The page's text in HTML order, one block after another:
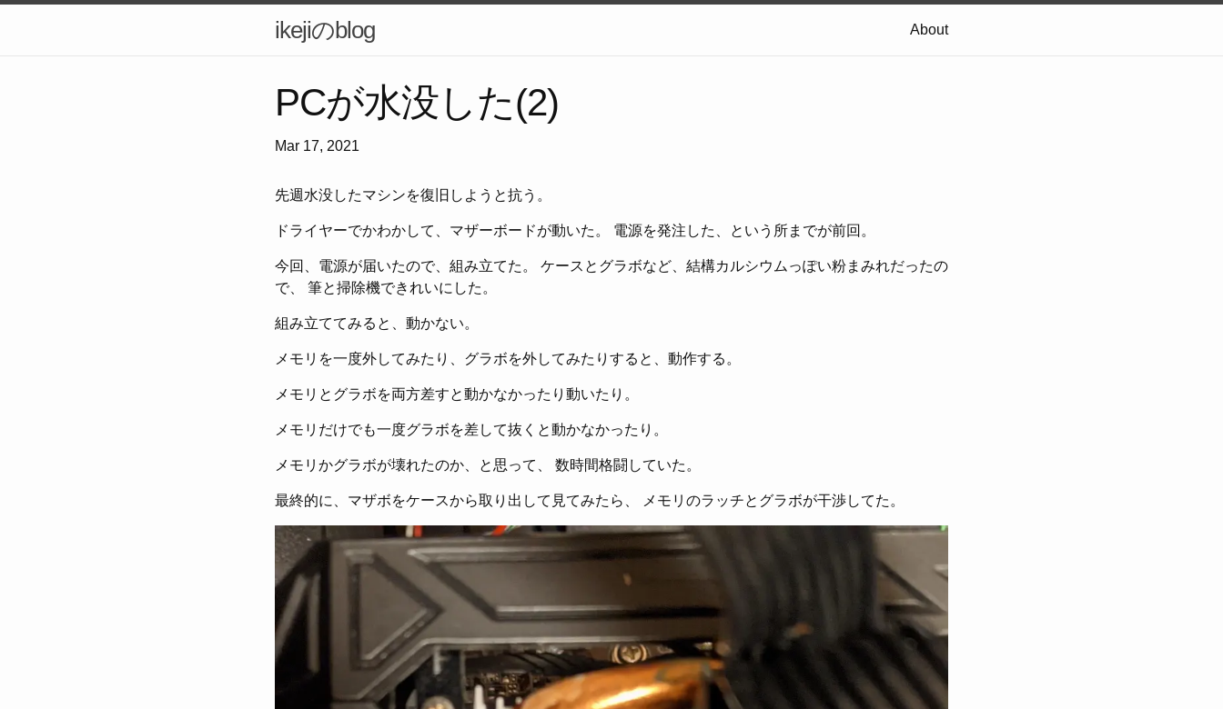
ikejiのblog About
PCが水没した(2)
Mar 17, 2021
先週水没したマシンを復旧しようと抗う。
ドライヤーでかわかして、マザーボードが動いた。 電源を発注した、という所までが前回。
今回、電源が届いたので、組み立てた。 ケースとグラボなど、結構カルシウムっぽい粉まみれだったの
で、 筆と掃除機できれいにした。
組み立ててみると、動かない。
メモリを一度外してみたり、グラボを外してみたりすると、動作する。
メモリとグラボを両方差すと動かなかったり動いたり。
メモリだけでも一度グラボを差して抜くと動かなかったり。
メモリかグラボが壊れたのか、と思って、 数時間格闘していた。
最終的に、マザボをケースから取り出して見てみたら、 メモリのラッチとグラボが干渉してた。